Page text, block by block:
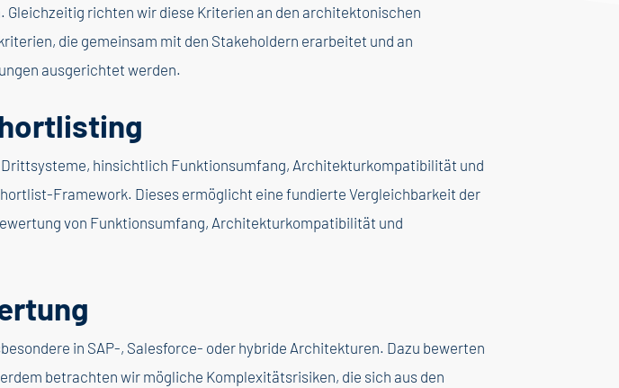
richten wir diese Kriterien an den architektonischen
die gemeinsam mit den Stakeholdern erarbeitet und an
ausgerichtet werden.
hinsichtlich Funktionsumfang, Architekturkompatibilität und
Framework. Dieses ermöglicht eine fundierte Vergleichbarkeit der
von Funktionsumfang, Architekturkompatibilität und
in SAP-, Salesforce- oder hybride Architekturen. Dazu bewerten
betrachten wir mögliche Komplexitätsrisiken, die sich aus den